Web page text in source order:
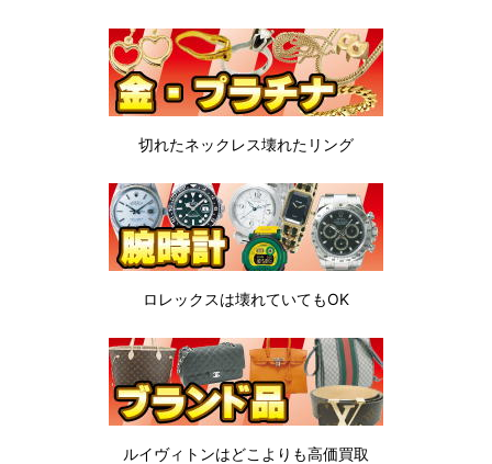
切れたネックレス壊れたリング
ロレックスは壊れていてもOK
ルイヴィトンはどこよりも高価買取